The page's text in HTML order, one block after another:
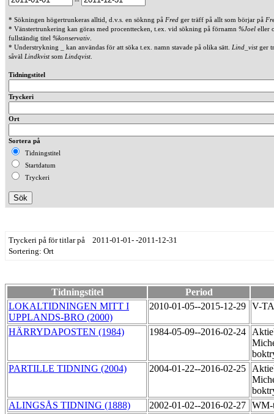
* Sökningen högertrunkeras alltid, d.v.s. en söknng på Fred ger träff på allt som börjar på
* Vänstertrunkering kan göras med procenttecken, t.ex. vid sökning på förnamn %Joel eller
fullständig titel %konservativ
* Understrykning _ kan användas för att söka t.ex. namn stavade på olika sätt. Lind_vistger
såväl Lindkvistsom Lindqvist.
Tidningstitel
Tryckeri
Ort
Sortera på
Tidningstitel
Startdatum
Tryckeri
Tryckeri på för titlar på 2011-01-01- -2011-12-31
Sortering: Ort
Tidningstitel
Period
LOKALTIDNINGEN MITT I
UPPLANDS-BRO (2000)
2010-01-05--2015-12-29 V-
HÄRRYDAPOSTEN (1984) 1984-05-09--2016-02-24
PARTILLE TIDNING (2004)
2004-01-22--2016-02-25
ALINGSÅS TIDNING (1888)
2002-01-02--2016-02-27